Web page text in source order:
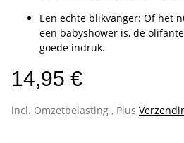
Een echte blikvanger: Of het
een babyshower is, de
goede indruk.
14,95 €
incl. Omzetbelasting , Plus